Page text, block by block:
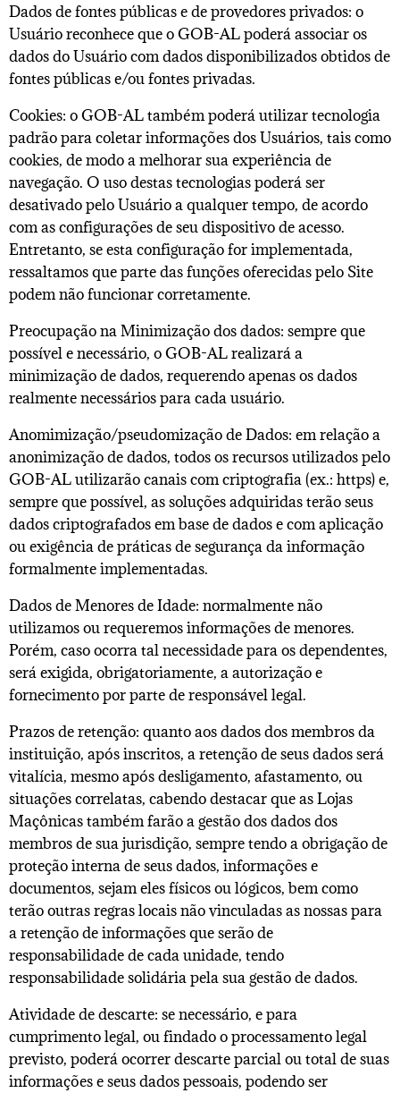
Dados de fontes públicas e de provedores privados: o
Usuário reconhece que o GOB-AL poderá associar os
dados do Usuário com dados disponibilizados obtidos de
fontes públicas e/ou fontes privadas.
Cookies: o GOB-AL também poderá utilizar tecnologia
padrão para coletar informações dos Usuários, tais como
cookies, de modo a melhorar sua experiência de
navegação. O uso destas tecnologias poderá ser
desativado pelo Usuário a qualquer tempo, de acordo
com as configurações de seu dispositivo de acesso.
Entretanto, se esta configuração for implementada,
ressaltamos que parte das funções oferecidas pelo Site
podem não funcionar corretamente.
Preocupação na Minimização dos dados: sempre que
possível e necessário, o GOB-AL realizará a
minimização de dados, requerendo apenas os dados
realmente necessários para cada usuário.
Anomimização/pseudomização de Dados: em relação a
anonimização de dados, todos os recursos utilizados pelo
GOB-AL utilizarão canais com criptografia (ex.: https) e,
sempre que possível, as soluções adquiridas terão seus
dados criptografados em base de dados e com aplicação
ou exigência de práticas de segurança da informação
formalmente implementadas.
Dados de Menores de Idade: normalmente não
utilizamos ou requeremos informações de menores.
Porém, caso ocorra tal necessidade para os dependentes,
será exigida, obrigatoriamente, a autorização e
fornecimento por parte de responsável legal.
Prazos de retenção: quanto aos dados dos membros da
instituição, após inscritos, a retenção de seus dados será
vitalícia, mesmo após desligamento, afastamento, ou
situações correlatas, cabendo destacar que as Lojas
Maçônicas também farão a gestão dos dados dos
membros de sua jurisdição, sempre tendo a obrigação de
proteção interna de seus dados, informações e
documentos, sejam eles físicos ou lógicos, bem como
terão outras regras locais não vinculadas as nossas para
a retenção de informações que serão de
responsabilidade de cada unidade, tendo
responsabilidade solidária pela sua gestão de dados.
Atividade de descarte: se necessário, e para
cumprimento legal, ou findado o processamento legal
previsto, poderá ocorrer descarte parcial ou total de suas
informações e seus dados pessoais, podendo ser